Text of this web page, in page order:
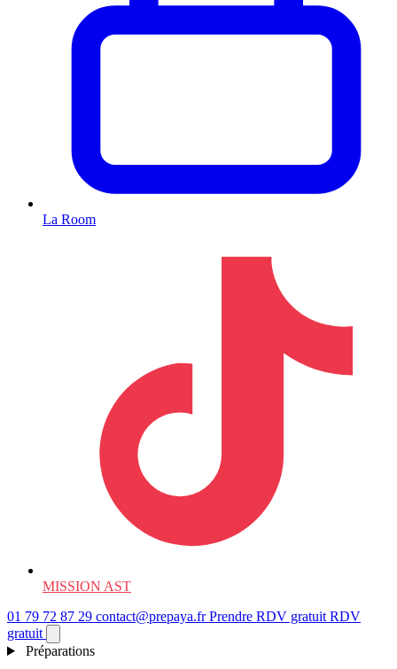
La Room
MISSION AST
01 79 72 87 29 contact@prepaya.frPrendre RDV gratuit RDV
gratuit
Préparations